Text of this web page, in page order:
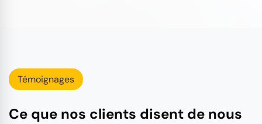
Témoignages
Ce que nos clients disent de nous